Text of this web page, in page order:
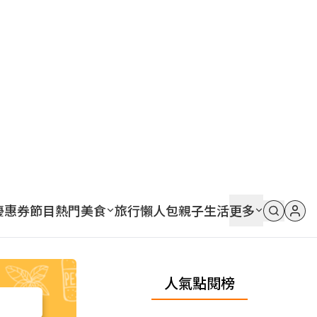
惠券節目熱門美食 旅行懶人包親子生活更多
人氣點閱榜